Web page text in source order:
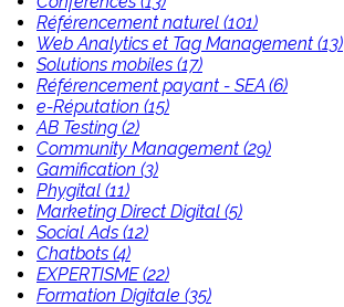
Référencement naturel (101)
Web Analytics et Tag Management (13)
Solutions mobiles (17)
Référencement payant - SEA (6)
e-Réputation (15)
AB Testing (2)
Community Management (29)
Gamification (3)
Phygital (11)
Marketing Direct Digital (5)
Social Ads (12)
Chatbots (4)
EXPERTISME (22)
Formation Digitale (35)